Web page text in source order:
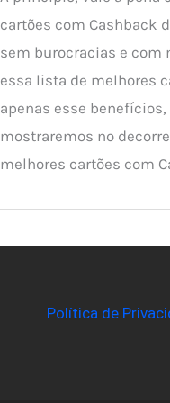
cartões com Cashback
sem burocracias e com
essa lista de melhores
apenas esse
mostraremos no
melhores cartões com
Política de